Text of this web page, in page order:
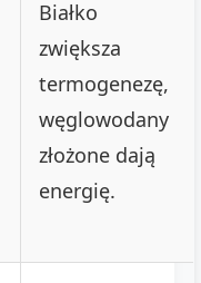
Białko
zwiększa
termogenezę,
węglowodany
złożone dają
energię.